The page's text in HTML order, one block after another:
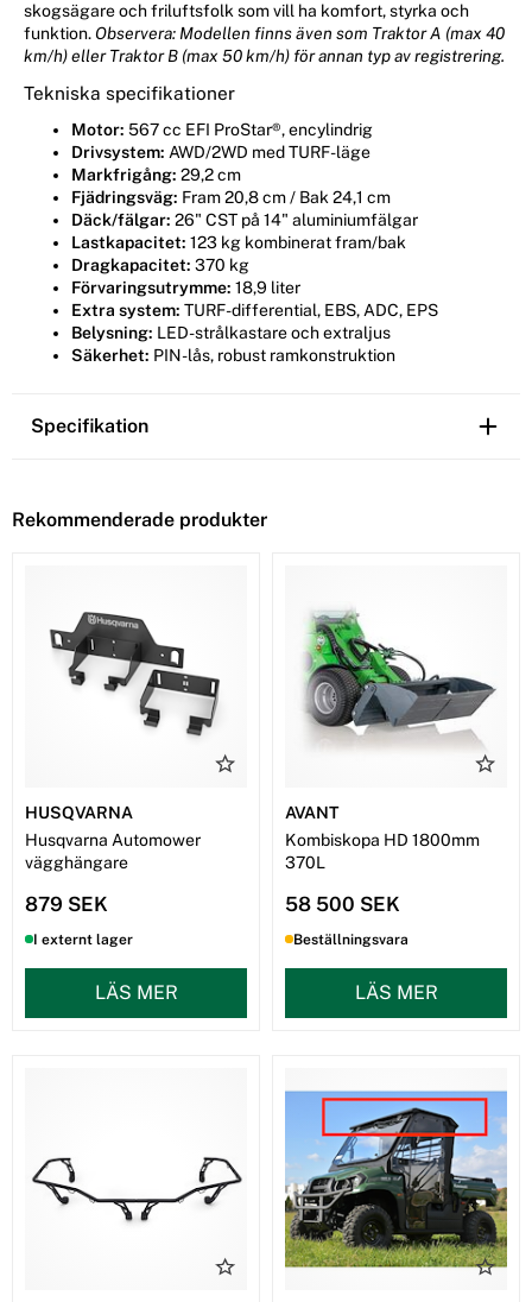
skogsägare och friluftsfolk som vill ha komfort, styrka och
funktion.Observera: Modellen finns även som Traktor A (max 40
km/h) eller Traktor B (max 50 km/h) för annan typ av registrering.
Tekniska specifikationer
Motor: 567 cc EFI ProStar®, encylindrig
Drivsystem: AWD/2WD med TURF-läge
Markfrigång: 29,2 cm
Fjädringsväg: Fram 20,8 cm / Bak 24,1 cm
Däck/fälgar: 26" CST på 14" aluminiumfälgar
Lastkapacitet: 123 kg kombinerat fram/bak
Dragkapacitet: 370 kg
Förvaringsutrymme: 18,9 liter
Extra system: TURF-differential, EBS, ADC, EPS
Belysning: LED-strålkastare och extraljus
Säkerhet: PIN-lås, robust ramkonstruktion
Specifikation
Rekommenderade produkter
HUSQVARNA
Husqvarna Automower
vägghängare
879 SEK
I externt lager
LÄS MER
AVANT
Kombiskopa HD 1800mm
370L
58 500 SEK
Beställningsvara
LÄS MER